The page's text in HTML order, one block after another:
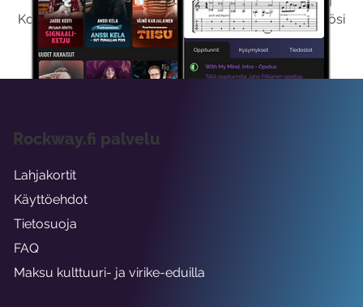
Kokeilemalla ilmaiseksi saat koko sisältömme käyttöösi
viikon ajaksi.
Rockway.fi palvelu
Lahjakortit
Käyttöehdot
Tietosuoja
FAQ
Maksu kulttuuri- ja virike-eduilla